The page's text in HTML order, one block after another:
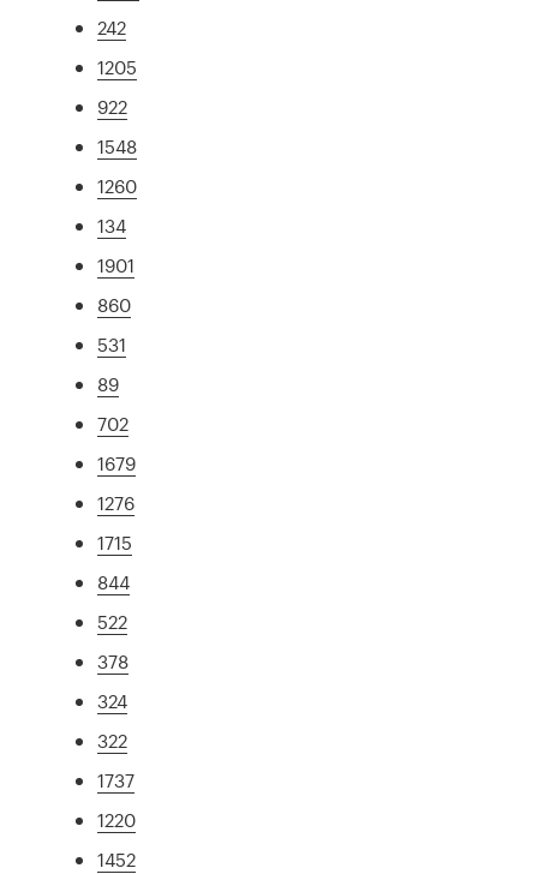
242
1205
922
1548
1260
134
1901
860
531
89
702
1679
1276
1715
844
522
378
324
322
1737
1220
1452